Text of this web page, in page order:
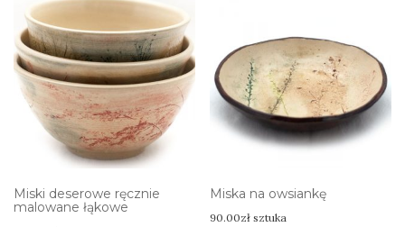
Miski deserowe ręcznie
malowane łąkowe
Miska na owsiankę
90.00zł sztuka